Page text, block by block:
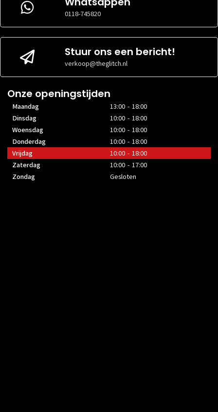
AANSLUITINGEN
1x 4+4 pin
AANSLUITING
1x 20+4 pin
ATX
CPU
0x
MOEDERBORD
AANSLUITING
1x 20+4 pin
ATX
0118-745820
Stuur ons een bericht!
verkoop@theglitch.nl
Onze openingstijden
Maandag
13:00 - 18:00
Dinsdag
10:00 - 18:00
Woensdag
10:00 - 18:00
Donderdag
10:00 - 18:00
Vrijdag
10:00 - 18:00
Zaterdag
10:00 - 17:00
Zondag
Gesloten